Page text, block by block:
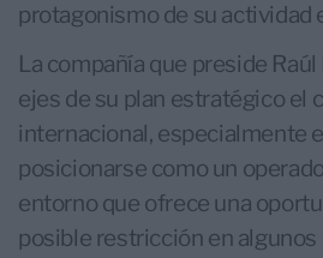
protagonismo de su actividad
La compañía que preside
ejes de su plan estratégico el
internacional, especialmente
posicionarse como un
entorno que ofrece una
posible restricción en algunos